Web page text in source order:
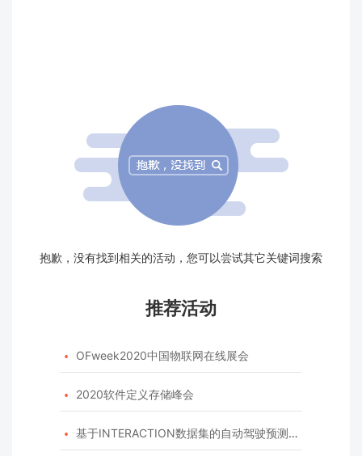
抱歉，没有找到相关的活动，您可以尝试其它关键词搜索
推荐活动
 OFweek2020中国物联网在线展会
 2020软件定义存储峰会
 基于INTERACTION数据集的自动驾驶预测模型挑战赛